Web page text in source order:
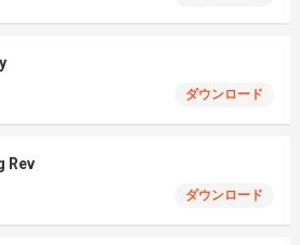
ダウンロード
Rev
ダウンロード